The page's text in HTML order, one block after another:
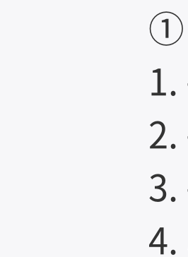
①
2.
3.
4.